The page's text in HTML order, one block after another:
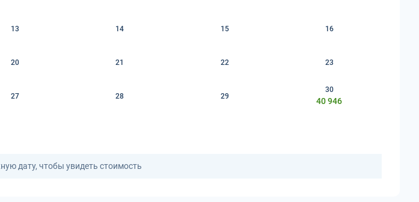
13 14 15 16
20 21 22 23
27 28 29
30
40 946
дату, чтобы увидеть стоимость